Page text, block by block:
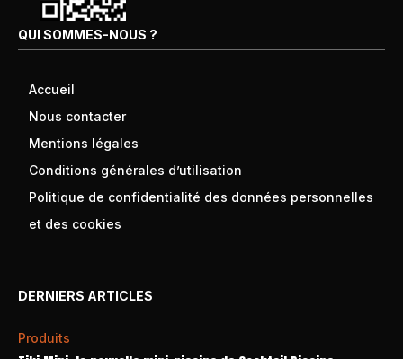
QUI SOMMES-NOUS ?
Accueil
Nous contacter
Mentions légales
Conditions générales d’utilisation
Politique de confidentialité des données personnelles
et des cookies
DERNIERS ARTICLES
Produits